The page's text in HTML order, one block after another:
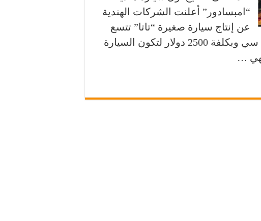
“امبسادور” أعلنت الشركات الهندية
عن إنتاج سيارة صغيرة “تاتا” تتسع
لأربعة ركاب وبمحرك سعته 600 سي سي وبكلفة 2500 دولار لتكون السيارة
…